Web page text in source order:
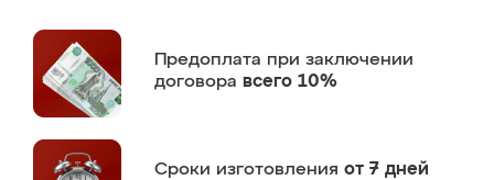
Предоплата при заключении
договора всего 10%
Сроки изготовления от 7 дней